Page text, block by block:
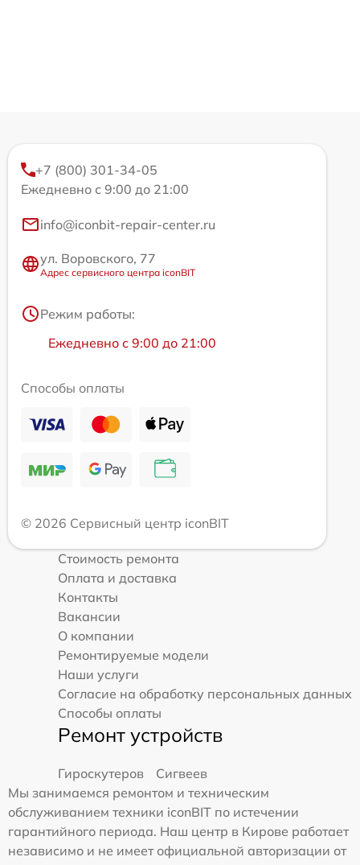
+7 (800) 301-34-05
Ежедневно с 9:00 до 21:00
info@iconbit-repair-center.ru
ул. Воровского, 77
Адрес сервисного центра iconBIT
Режим работы:
Ежедневно с 9:00 до 21:00
Способы оплаты
© 2026 Сервисный центр iconBIT
Стоимость ремонта
Оплата и доставка
Контакты
Вакансии
О компании
Ремонтируемые модели
Наши услуги
Согласие на обработку персональных данных
Способы оплаты
Ремонт устройств
Гироскутеров
Сигвеев
Мы занимаемся ремонтом и техническим
обслуживанием техники iconBIT по истечении
гарантийного периода. Наш центр в Кирове работает
независимо и не имеет официальной авторизации от